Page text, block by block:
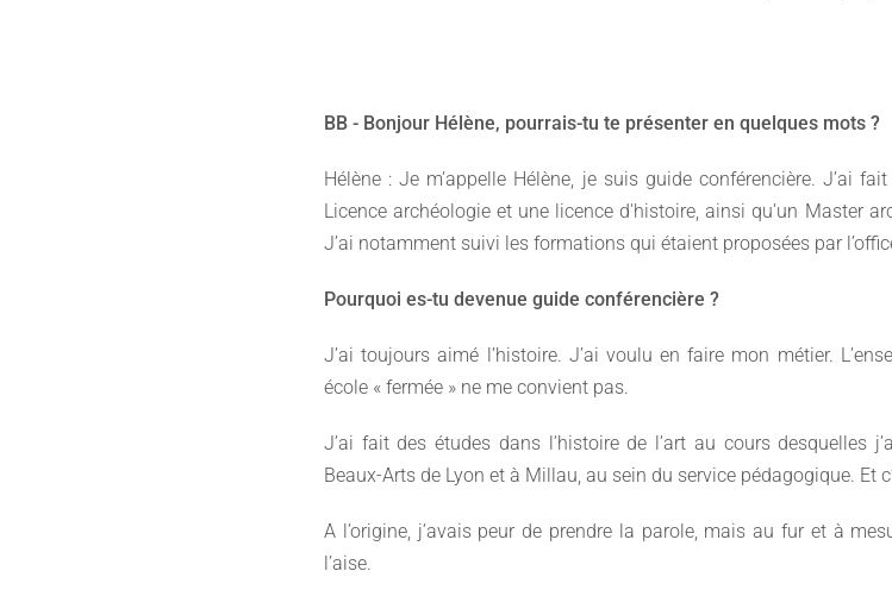
BB - Bonjour Hélène, pourrais-tu te présenter en quelques mots ?
Hélène : Je m’appelle Hélène, je suis guide conférencière. J’ai
Licence archéologie et une licence d'histoire, ainsi qu’un Master
J’ai notamment suivi les formations qui étaient proposées par
Pourquoi es-tu devenue guide conférencière ?
J’ai toujours aimé l’histoire. J’ai voulu en faire mon métier.
école « fermée » ne me convient pas.
J’ai fait des études dans l’histoire de l’art au cours desquelles
Beaux-Arts de Lyon et à Millau, au sein du service pédagogique. Et
A l’origine, j’avais peur de prendre la parole, mais au fur et à
l’aise.